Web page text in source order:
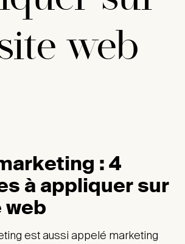
web
: 4
à appliquer sur
est aussi appelé marketing